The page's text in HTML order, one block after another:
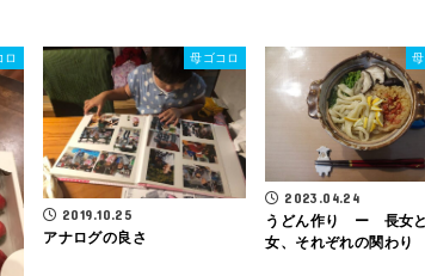
ロ 母ゴコロ
2019.10.25
アナログの良さ
2023.04.24
うどん作り ー 長女
女、それぞれの関わり